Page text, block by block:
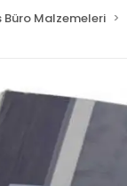
Büro Malzemeleri